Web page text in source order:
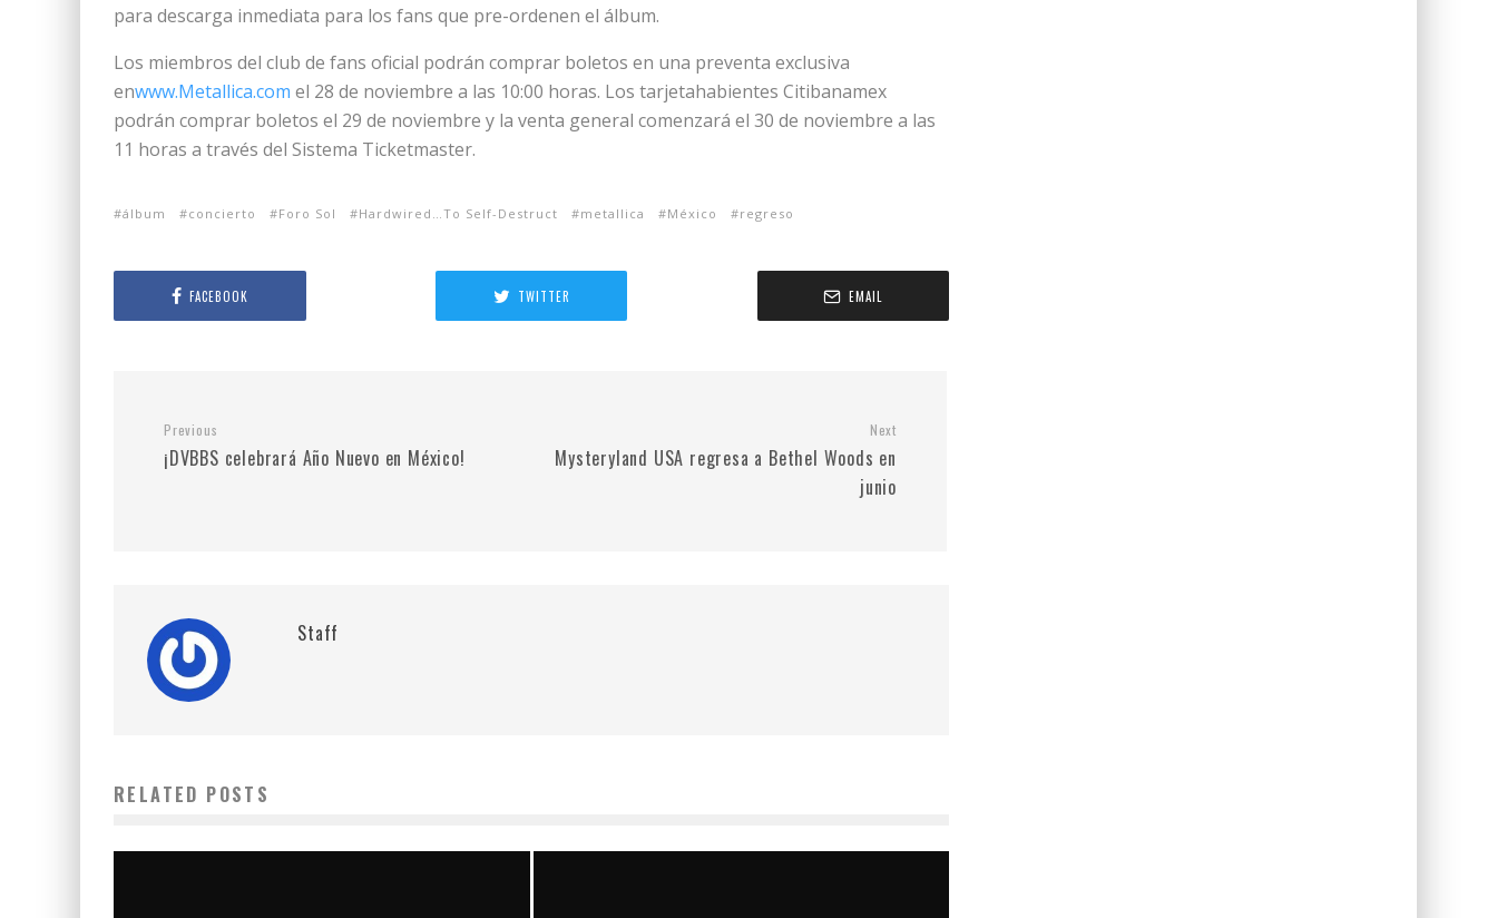
para descarga inmediata para los fans que pre-ordenen el álbum.
Los miembros del club de fans oficial podrán comprar boletos en una preventa exclusiva
enwww.Metallica.com el 28 de noviembre a las 10:00 horas. Los tarjetahabientes Citibanamex
podrán comprar boletos el 29 de noviembre y la venta general comenzará el 30 de noviembre a las
11 horas a través del Sistema Ticketmaster.
álbum concierto Foro Sol Hardwired…To Self-Destruct metallica México regreso
FACEBOOK TWITTER EMAIL
Previous
¡DVBBS celebrará Año Nuevo en México!
Next
Mysteryland USA regresa a Bethel Woods en
junio
Staff
RELATED POSTS